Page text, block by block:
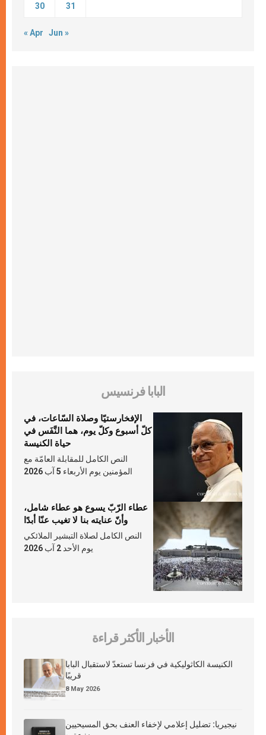
30 31
« Apr Jun »
البابا فرنسيس
الإفخارستيّا وصلاة السّاعات، في
كلّ أسبوع وكلّ يوم، هما النَّفَس في
حياة الكنيسة
النص الكامل للمقابلة العامّة مع
المؤمنين يوم الأربعاء 5 آب 2026
عطاء الرّبّ يسوع هو عطاء شامل،
وأنّ عنايته بنا لا تغيب عنّا أبدًا
النص الكامل لصلاة التبشير الملائكي
يوم الأحد 2 آب 2026
الأخبار الأكثر قراءة
الكنيسة الكاثوليكية في فرنسا تستعدّ لاستقبال البابا
قريبًا
8 May 2026
نيجيريا: تضليل إعلامي لإخفاء العنف بحق المسيحيين